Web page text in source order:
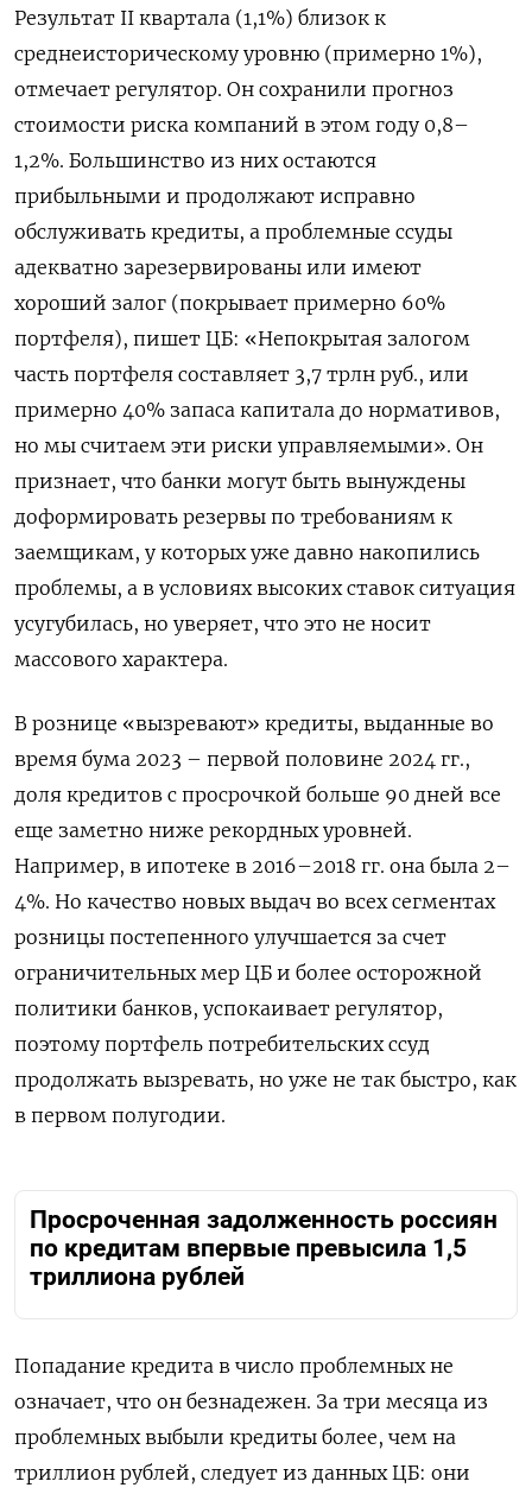
Результат II квартала (1,1%) близок к
среднеисторическому уровню (примерно 1%),
отмечает регулятор. Он сохранили прогноз
стоимости риска компаний в этом году 0,8–
1,2%. Большинство из них остаются
прибыльными и продолжают исправно
обслуживать кредиты, а проблемные ссуды
адекватно зарезервированы или имеют
хороший залог (покрывает примерно 60%
портфеля), пишет ЦБ: «Непокрытая залогом
часть портфеля составляет 3,7 трлн руб., или
примерно 40% запаса капитала до нормативов,
но мы считаем эти риски управляемыми». Он
признает, что банки могут быть вынуждены
доформировать резервы по требованиям к
заемщикам, у которых уже давно накопились
проблемы, а в условиях высоких ставок ситуация
усугубилась, но уверяет, что это не носит
массового характера.
В рознице «вызревают» кредиты, выданные во
время бума 2023 – первой половине 2024 гг.,
доля кредитов с просрочкой больше 90 дней все
еще заметно ниже рекордных уровней.
Например, в ипотеке в 2016–2018 гг. она была 2–
4%. Но качество новых выдач во всех сегментах
розницы постепенного улучшается за счет
ограничительных мер ЦБ и более осторожной
политики банков, успокаивает регулятор,
поэтому портфель потребительских ссуд
продолжать вызревать, но уже не так быстро, как
в первом полугодии.
Просроченная задолженность россиян
по кредитам впервые превысила 1,5
триллиона рублей
Попадание кредита в число проблемных не
означает, что он безнадежен. За три месяца из
проблемных выбыли кредиты более, чем на
триллион рублей, следует из данных ЦБ: они